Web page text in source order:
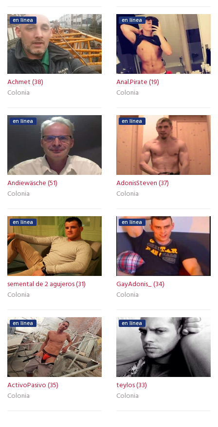
en línea
Achmet (38)
Colonia
en línea
Anal.Pirate (19)
Colonia
en línea
Andiewäsche (51)
Colonia
en línea
AdonisSteven (37)
Colonia
en línea
semental de 2 agujeros (31)
Colonia
en línea
GayAdonis_ (34)
Colonia
en línea
ActivoPasivo (35)
Colonia
en línea
teylos (33)
Colonia